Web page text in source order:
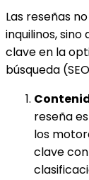
Las reseñas
inquilinos,
clave en la
búsqueda
reseña
los
clave